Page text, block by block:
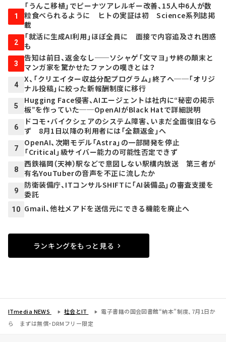
1
「うんこ移植」でピーナツアレルギー改善、15人中6人が数
粒食べられるように ヒトの実証は初 Science系列誌掲
載
2
「就活に生成AI利用」ほぼ全員に 面接で内容追及され困惑
も
3
告知は前日、返金なし──ソシャゲ「文マヨ」サ終の顛末と
マンガ家を驚かせたファンの嘆きとは？
4
X、「クリエイター収益分配プログラム」終了へ──「オリジ
ナル投稿」に絞った新報酬制度に移行
5
Hugging Face侵害、AIエージェントは社内に“秘密の掲示
板”を作っていた──OpenAIがBlack Hatで詳細説明
6
ドコモ・バイクシェアのシステム障害、いまだ全面復旧なら
ず 8月1日以降の利用者には「全額返金」へ
7
OpenAI、次期モデル「Astra」の一部開発を停止
「Critical」級サイバー能力の可能性否定できず
8
西鉄福岡（天神）駅などで意図しない駅構内放送 第三者が
有名YouTuberの音声を不正に流したか
9
防衛装備庁、ITコンサルSHIFTに「AI装備品」の審査支援を
委託
10 Gmail、他社メアドを送信元にできる機能を廃止へ
ランキングをもっと見る
ITmedia NEWS 社会とIT
電子書籍の国会図書館“納本”制度、7月1日か
ら まずは無償・DRMフリー限定